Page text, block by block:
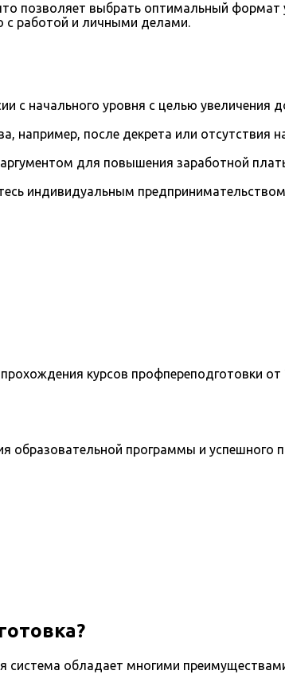
позволяет выбрать оптимальный
с работой и личными делами.
с начального уровня с целью увеличения
например, после декрета или отсутствия
для повышения заработной
индивидуальным
курсов профпереподготовки
образовательной программы и успешного
обладает многими